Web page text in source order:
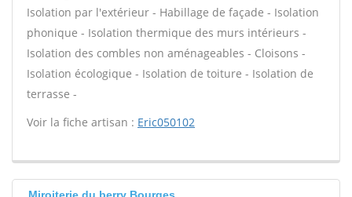
Isolation par l'extérieur - Habillage de façade - Isolation
phonique - Isolation thermique des murs intérieurs -
Isolation des combles non aménageables - Cloisons -
Isolation écologique - Isolation de toiture - Isolation de
terrasse -
Voir la fiche artisan : Eric050102